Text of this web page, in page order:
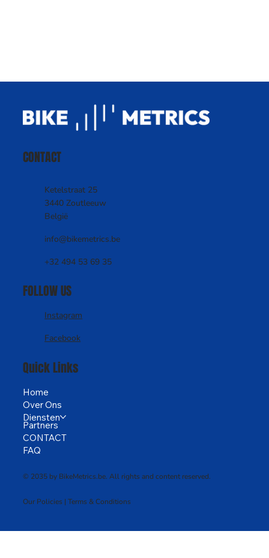
© 2035 by BikeMetrics.be. All rights and content reserved.
Quick Links
Home
Over Ons
Diensten
Partners
CONTACT
FAQ
CONTACT
Ketelstraat 25
3440 Zoutleeuw
België
info@bikemetrics.be
+32 494 53 69 35
Our Policies | Terms & Conditions
FOLLOW US
Instagram
Facebook